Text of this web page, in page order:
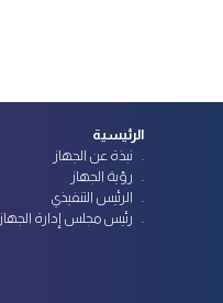
الرئيسية
نبذة عن الجهاز
رؤية الجهاز
الرئيس التنفيذي
رئيس مجلس إدارة الجهاز